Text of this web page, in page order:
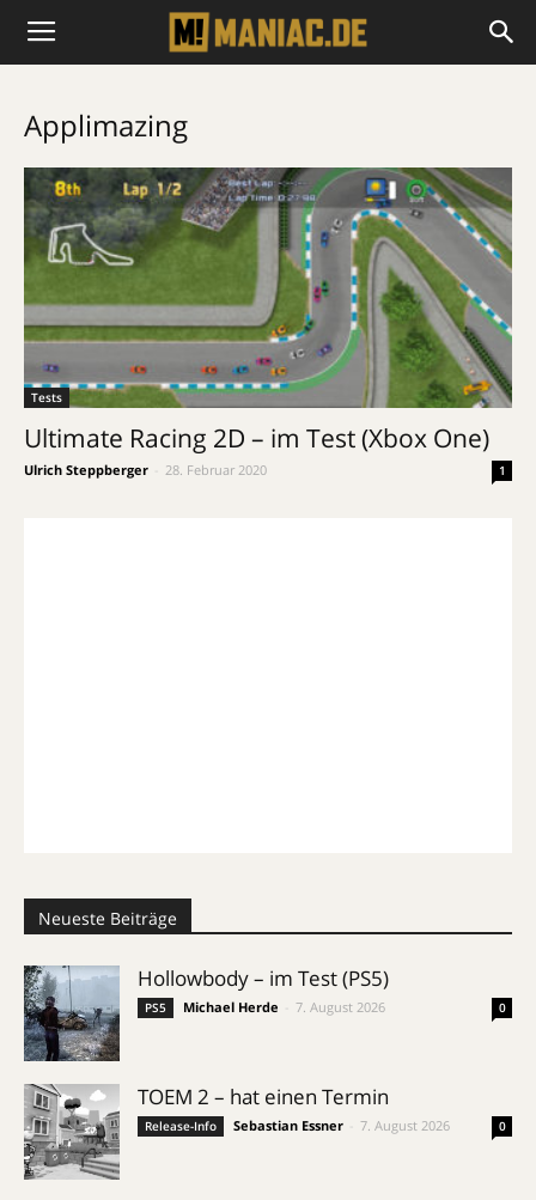
Applimazing
Tests
Ultimate Racing 2D – im Test (Xbox One)
Ulrich Steppberger 28. Februar 2020 1
Neueste Beiträge
Hollowbody – im Test (PS5)
PS5 Michael Herde 7. August 2026 0
TOEM 2 – hat einen Termin
Release-Info Sebastian Essner 7. August 2026 0